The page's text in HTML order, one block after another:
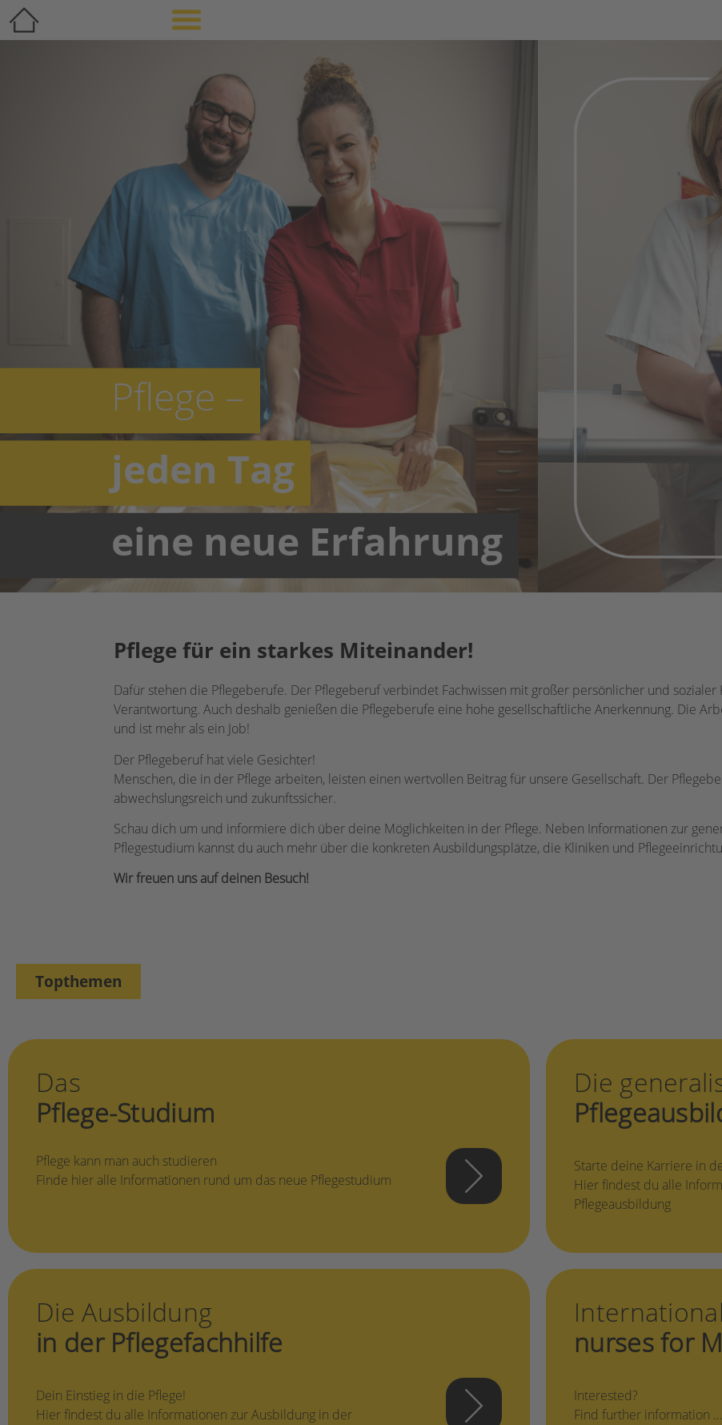
Pflege –
jeden Tag
eine neue Erfahrung
Pflege für ein starkes Miteinander!
Dafür stehen die Pflegeberufe. Der Pflegeberuf verbindet Fachwissen mit großer persönlicher und
Verantwortung. Auch deshalb genießen die Pflegeberufe eine hohe gesellschaftliche Anerkennung. Die
und ist mehr als ein Job!
Der Pflegeberuf hat viele Gesichter!
Menschen, die in der Pflege arbeiten, leisten einen wertvollen Beitrag für unsere Gesellschaft. Der
abwechslungsreich und zukunftssicher.
Schau dich um und informiere dich über deine Möglichkeiten in der Pflege. Neben Informationen zur
Pflegestudium kannst du auch mehr über die konkreten Ausbildungsplätze, die Kliniken und
Wir freuen uns auf deinen Besuch!
Topthemen
Das
Pflege-Studium
Pflege kann man auch studieren
Finde hier alle Informationen rund um das neue Pflegestudium
Die
Starte deine Karriere in
Hier findest du alle
Pflegeausbildung
Die Ausbildung
in der Pflegefachhilfe
Dein Einstieg in die Pflege!
Hier findest du alle Informationen zur Ausbildung in der
International
nurses for
Interested?
Find further information …